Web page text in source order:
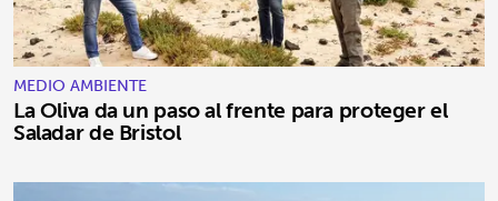
MEDIO AMBIENTE
La Oliva da un paso al frente para proteger el
Saladar de Bristol